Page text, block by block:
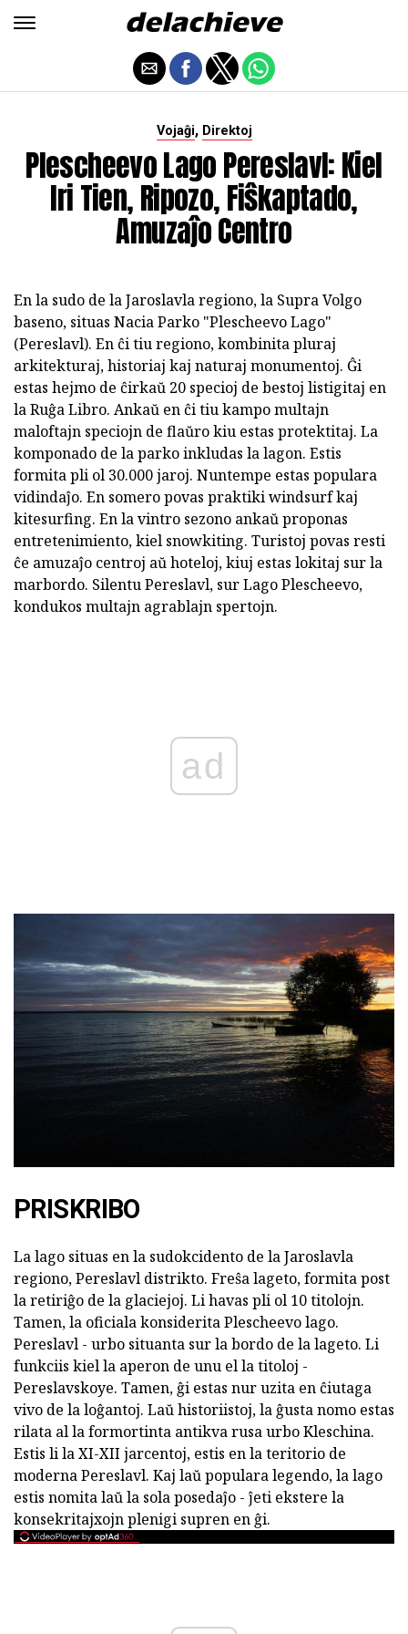
Vojaĝi, Direktoj
Plescheevo Lago Pereslavl: Kiel
Iri Tien, Ripozo, Fiŝkaptado,
Amuzaĵo Centro
En la sudo de la Jaroslavla regiono, la Supra Volgo
baseno, situas Nacia Parko "Plescheevo Lago"
(Pereslavl). En ĉi tiu regiono, kombinita pluraj
arkitekturaj, historiaj kaj naturaj monumentoj. Ĝi
estas hejmo de ĉirkaŭ 20 specioj de bestoj listigitaj en
la Ruĝa Libro. Ankaŭ en ĉi tiu kampo multajn
maloftajn speciojn de flaŭro kiu estas protektitaj. La
komponado de la parko inkludas la lagon. Estis
formita pli ol 30.000 jaroj. Nuntempe estas populara
vidindaĵo. En somero povas praktiki windsurf kaj
kitesurfing. En la vintro sezono ankaŭ proponas
entretenimiento, kiel snowkiting. Turistoj povas resti
ĉe amuzaĵo centroj aŭ hoteloj, kiuj estas lokitaj sur la
marbordo. Silentu Pereslavl, sur Lago Plescheevo,
kondukos multajn agrablajn spertojn.
ad
PRISKRIBO
La lago situas en la sudokcidento de la Jaroslavla
regiono, Pereslavl distrikto. Freŝa lageto, formita post
la retiriĝo de la glaciejoj. Li havas pli ol 10 titolojn.
Tamen, la oficiala konsiderita Plescheevo lago.
Pereslavl - urbo situanta sur la bordo de la lageto. Li
funkciis kiel la aperon de unu el la titoloj -
Pereslavskoye. Tamen, ĝi estas nur uzita en ĉiutaga
vivo de la loĝantoj. Laŭ historiistoj, la ĝusta nomo estas
rilata al la formortinta antikva rusa urbo Kleschina.
Estis li la XI-XII jarcentoj, estis en la teritorio de
moderna Pereslavl. Kaj laŭ populara legendo, la lago
estis nomita laŭ la sola posedaĵo - ĵeti ekstere la
konsekritajxojn plenigi supren en ĝi.